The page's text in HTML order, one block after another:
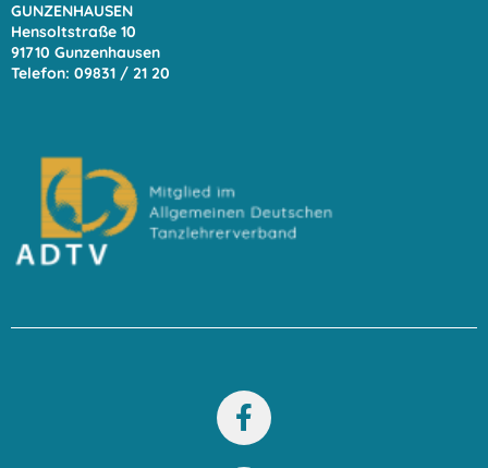
GUNZENHAUSEN
Hensoltstraße 10
91710 Gunzenhausen
Telefon: 09831 / 21 20